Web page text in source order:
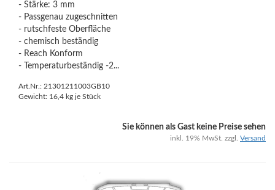
- Stärke: 3 mm
- Passgenau zugeschnitten
- rutschfeste Oberfläche
- chemisch beständig
- Reach Konform
- Temperaturbeständig -2...
Art.Nr.: 21301211003GB10
Gewicht: 16,4 kg je Stück
Sie können als Gast keine Preise sehen
inkl. 19% MwSt. zzgl. Versand